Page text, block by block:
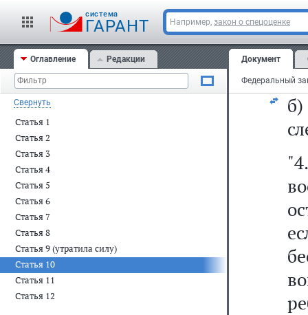
cистема
ГАРАНТ Например, закон о спецоценке
Оглавление Редакции
Свернуть
Статья 1
Статья 2
Статья 3
Статья 4
Статья 5
Статья 6
Статья 7
Статья 8
Статья 9 (утратила силу)
Статья 10
Статья 11
Статья 12
Документ